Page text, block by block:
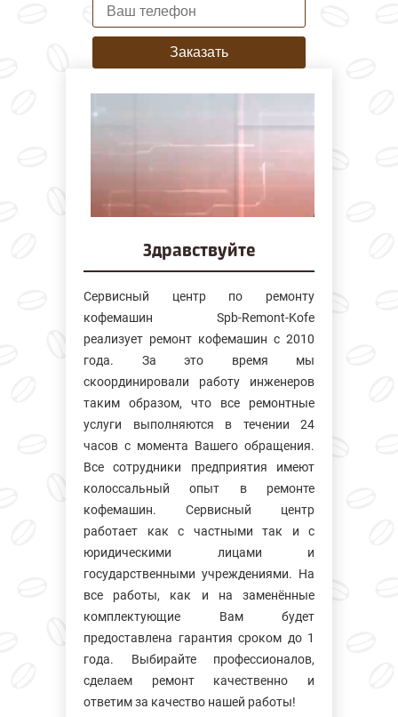
Заказать
Здравствуйте
Сервисный центр по ремонту
кофемашин Spb-Remont-Kofe
реализует ремонт кофемашин с 2010
года. За это время мы
скоординировали работу инженеров
таким образом, что все ремонтные
услуги выполняются в течении 24
часов с момента Вашего обращения.
Все сотрудники предприятия имеют
колосcальный опыт в ремонте
кофемашин. Сервисный центр
работает как с частными так и с
юридическими лицами и
государственными учреждениями. На
все работы, как и на заменённые
комплектующие Вам будет
предоставлена гарантия сроком до 1
года. Выбирайте профессионалов,
сделаем ремонт качественно и
ответим за качество нашей работы!